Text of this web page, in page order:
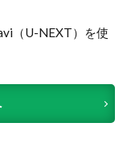
（U-NEXT）を使